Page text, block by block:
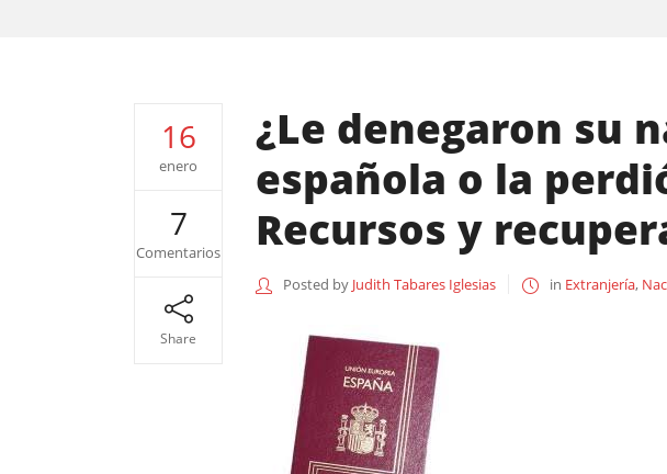
16
enero
7
Comentarios
Share
¿Le denegaron su
española o la
Recursos y
Posted by Judith Tabares Iglesias in Extranjería,